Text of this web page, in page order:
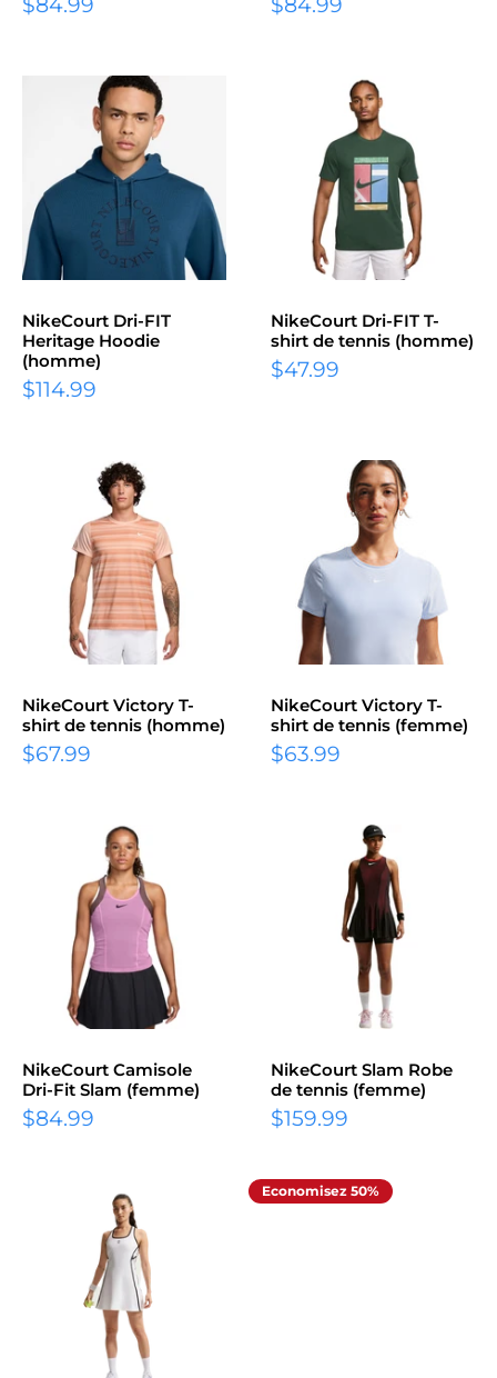
NikeCourt Dri-FIT
Heritage Hoodie
(homme)
Prix
$114.99
NikeCourt Dri-FIT T-
shirt de tennis (homme)
Prix
$47.99
NikeCourt Victory T-
shirt de tennis (homme)
Prix
$67.99
NikeCourt Victory T-
shirt de tennis (femme)
Prix
$63.99
NikeCourt Camisole
Dri-Fit Slam (femme)
Prix
$84.99
NikeCourt Slam Robe
de tennis (femme)
Prix
$159.99
Economisez 50%